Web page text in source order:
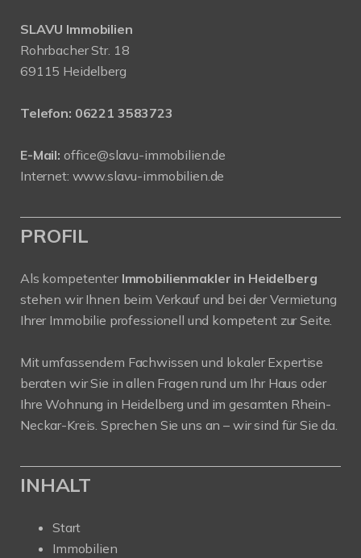
SLAVU Immobilien
Rohrbacher Str. 18
69115 Heidelberg
Telefon: 06221 3583723
E-Mail: office@slavu-immobilien.de
Internet: www.slavu-immobilien.de
PROFIL
Als kompetenter Immobilienmakler in Heidelberg
stehen wir Ihnen beim Verkauf und bei der Vermietung
Ihrer Immobilie professionell und kompetent zur Seite.
Mit umfassendem Fachwissen und lokaler Expertise
beraten wir Sie in allen Fragen rund um Ihr Haus oder
Ihre Wohnung in Heidelberg und im gesamten Rhein-
Neckar-Kreis. Sprechen Sie uns an – wir sind für Sie da.
INHALT
Start
Immobilien